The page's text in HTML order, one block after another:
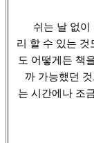
쉬는 날 없이
리 할 수 있는 것
도 어떻게든 책
까 가능했던
는 시간에나 조